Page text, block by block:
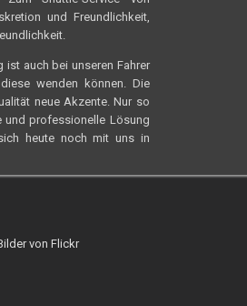
und Freundlichkeit,
ist auch bei unseren Fahrer
wenden können. Die
neue Akzente. Nur so
und professionelle Lösung
heute noch mit uns in
von Flickr